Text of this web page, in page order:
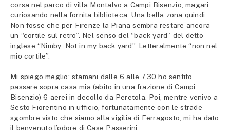
corsa nel parco di villa Montalvo a Campi Bisenzio, magari
curiosando nella fornita biblioteca. Una bella zona quindi.
Non fosse che per Firenze la Piana sembra restare ancora
un “cortile sul retro”. Nel senso del “back yard” del detto
inglese “Nimby: Not in my back yard”. Letteralmente “non nel
mio cortile”.
Mi spiego meglio: stamani dalle 6 alle 7,30 ho sentito
passare sopra casa mia (abito in una frazione di Campi
Bisenzio) 6 aerei in decollo da Peretola. Poi, mentre venivo a
Sesto Fiorentino in ufficio, fortunatamente con le strade
sgombre visto che siamo alla vigilia di Ferragosto, mi ha dato
il benvenuto l’odore di Case Passerini.